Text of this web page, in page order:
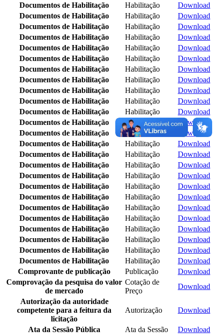
Documentos de Habilitação
Habilitação
Download
Documentos de Habilitação
Habilitação
Download
Documentos de Habilitação
Habilitação
Download
Documentos de Habilitação
Habilitação
Download
Documentos de Habilitação
Habilitação
Download
Documentos de Habilitação
Habilitação
Download
Documentos de Habilitação
Habilitação
Download
Documentos de Habilitação
Habilitação
Download
Documentos de Habilitação
Habilitação
Download
Documentos de Habilitação
Habilitação
Download
Documentos de Habilitação
Habilitação
Download
Documentos de Habilitação
Habilitação
Download
Documentos de Habilitação
Habilitação
Download
Documentos de Habilitação
Habilitação
Download
Documentos de Habilitação
Habilitação
Download
Documentos de Habilitação
Habilitação
Download
Documentos de Habilitação
Habilitação
Download
Documentos de Habilitação
Habilitação
Download
Documentos de Habilitação
Habilitação
Download
Documentos de Habilitação
Habilitação
Download
Documentos de Habilitação
Habilitação
Download
Documentos de Habilitação
Habilitação
Download
Documentos de Habilitação
Habilitação
Download
Documentos de Habilitação
Habilitação
Download
Documentos de Habilitação
Habilitação
Download
Comprovante de publicação
Publicação
Download
Comprovação da pesquisa do valor
de mercado
Cotação de
Preço
Download
Autorização da autoridade
competente para a feitura da
licitação
Autorização Download
Ata da Sessão Pública Ata da Sessão
Download